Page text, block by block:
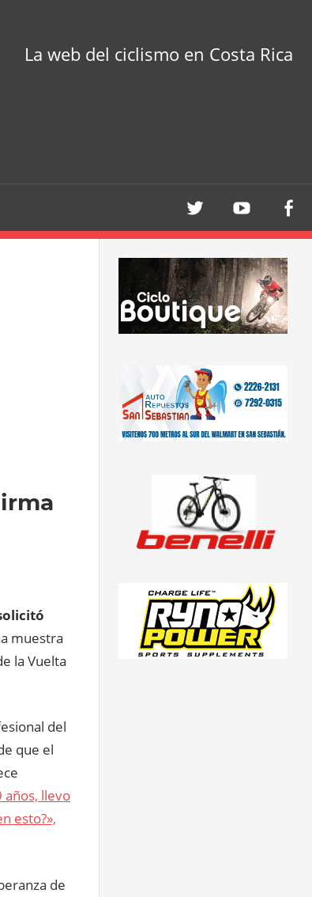
La web del ciclismo en Costa Rica
muestra
la Vuelta
del
que el
años, llevo
esto?»,
de